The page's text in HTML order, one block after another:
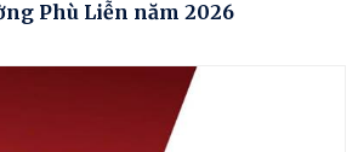
Phù Liễn năm 2026